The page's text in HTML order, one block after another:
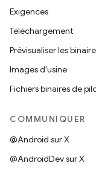
Exigences
Téléchargement
Prévisualiser les
Images d'usine
Fichiers binaires de
COMMUNIQUER
@Android sur X
@AndroidDev sur X